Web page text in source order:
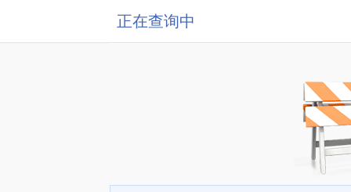
正在查询中